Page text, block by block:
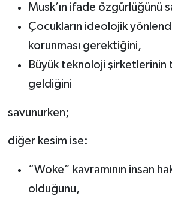
Musk’ın ifade özgürlüğünü
Çocukların ideolojik
korunması gerektiğini,
Büyük teknoloji şirketlerinin
geldiğini
savunurken;
diğer kesim ise:
“Woke” kavramının insan
olduğunu,